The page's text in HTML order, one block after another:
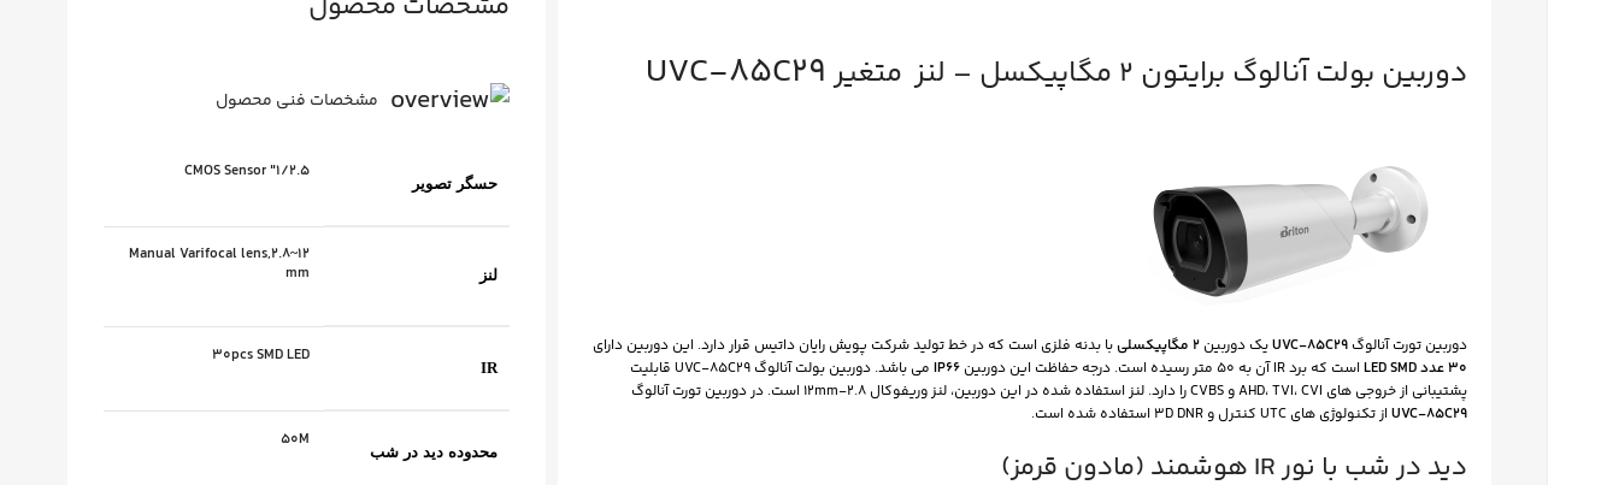
دوربین بولت آنالوگ برایتون 2 مگاپیکسل – لنز متغیر UVC-85C29
دوربین تورت آنالوگ UVC-۸۵C۲۹یک دوربین
با بدنه فلزی است که در خط تولید شرکت پویش رایان داتیس قرار دارد. این دوربین دارای
۳۰ عدد LED SMD
است که برد IR آن به ۵۰ متر رسیده است. درجه حفاظت این دوربین IP۶۶
می باشد. دوربین بولت آنالوگ UVC-۸۵C۲۹ قابلیت
پشتیبانی از خروجی های AHD، TVI، CVI و CVBS را دارد. لنز استفاده شده در این دوربین، لنز وریفوکال ۲.۸-۱۲mm است. در دوربین تورت آنالوگ
UVC-۸۵C۲۹ از تکنولوژی های UTC کنترل و ۳D DNR استفاده شده است.
دید در شب با نور IR هوشمند (مادون قرمز)
مشخصات فنی محصول
حسگر تصویر
1/2.5" CMOS Sensor
لنز
Manual Varifocal lens,2.8~12
mm
IR
30pcs SMD LED
محدوده دید در شب
50M